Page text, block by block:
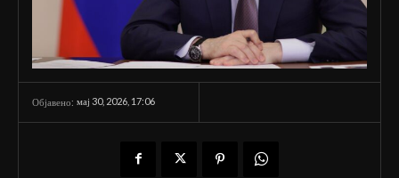
Објавено: мај 30, 2026, 17:06